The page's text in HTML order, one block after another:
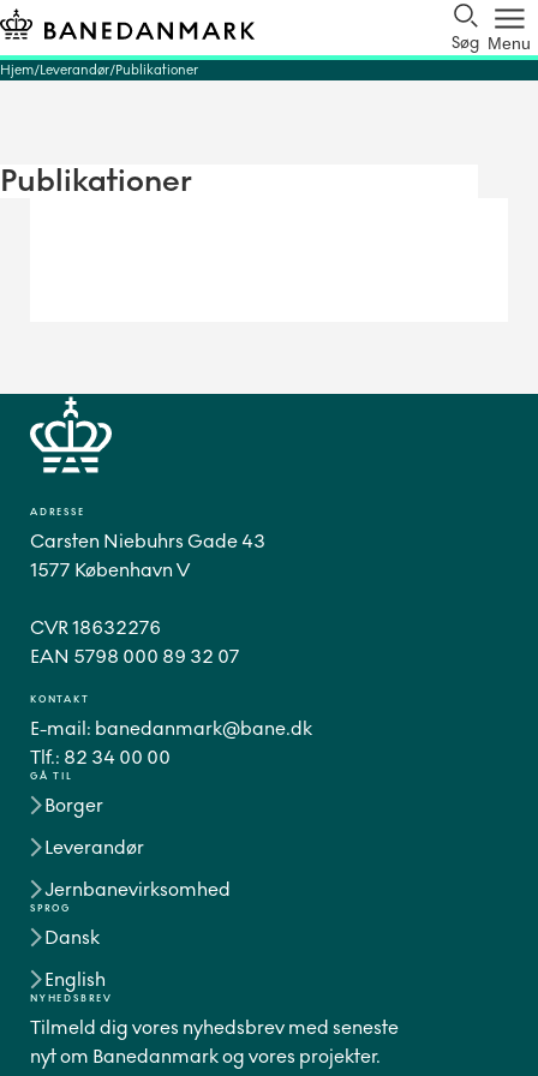
Søg Menu
Hjem Leverandør Publikationer
Publikationer
GÅ TIL
Borger
Leverandør
Jernbanevirksomhed
SPROG
Dansk
English
ADRESSE
Carsten Niebuhrs Gade 43
1577 København V
CVR 18632276
EAN 5798 000 89 32 07
KONTAKT
E-mail: banedanmark@bane.dk
Tlf.: 82 34 00 00
NYHEDSBREV
Tilmeld dig vores nyhedsbrev med seneste
nyt om Banedanmark og vores projekter.